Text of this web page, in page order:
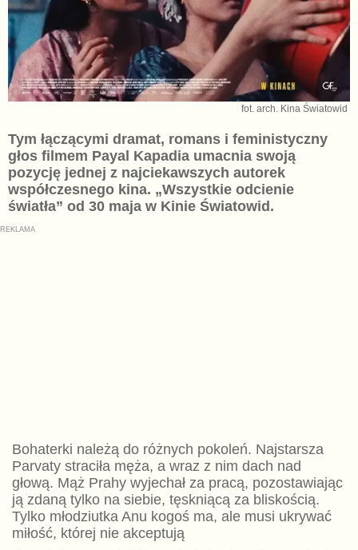
fot. arch. Kina Światowid
Tym łączącymi dramat, romans i feministyczny
głos filmem Payal Kapadia umacnia swoją
pozycję jednej z najciekawszych autorek
współczesnego kina. „Wszystkie odcienie
światła” od 30 maja w Kinie Światowid.
Bohaterki należą do różnych pokoleń. Najstarsza
Parvaty straciła męża, a wraz z nim dach nad
głową. Mąż Prahy wyjechał za pracą, pozostawiając
ją zdaną tylko na siebie, tęskniącą za bliskością.
Tylko młodziutka Anu kogoś ma, ale musi ukrywać
miłość, której nie akceptują